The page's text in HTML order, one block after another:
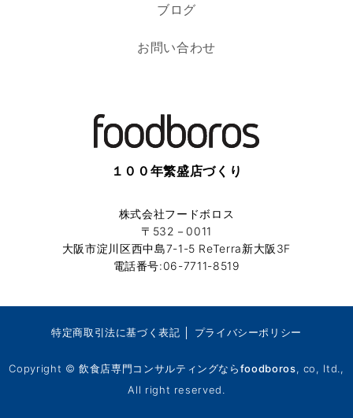
ブログ
お問い合わせ
１００年繁盛店づくり
株式会社フードボロス
〒532－0011
大阪市淀川区西中島7-1-5 ReTerra新大阪3F
電話番号:06-7711-8519
特定商取引法に基づく表記 プライバシーポリシー
Copyright ©飲食店専門コンサルティングならfoodboros, co, ltd.,
All right reserved.